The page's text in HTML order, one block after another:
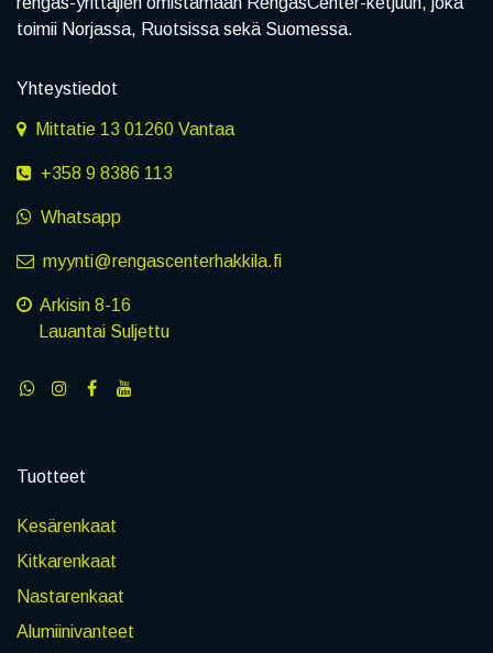
toimii Norjassa, Ruotsissa sekä Suomessa.
Yhteystiedot
Mittatie 13 01260 Vantaa
+358 9 8386 113
Whatsapp
myynti@rengascenterhakkila.fi
Arkisin 8-16
Lauantai Suljettu
Tuotteet
Kesärenkaat
Kitkarenkaat
Nastarenkaat
Alumiinivanteet